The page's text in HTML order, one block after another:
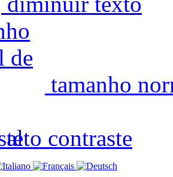
tamanho
alto contraste